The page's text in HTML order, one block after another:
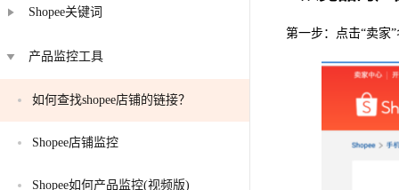
Shopee关键词
产品监控工具
如何查找shopee店铺的链接？
Shopee店铺监控
Shopee如何产品监控(视频版)
第一步：点击“卖家